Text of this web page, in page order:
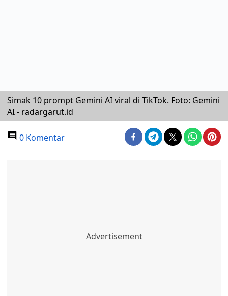
Simak 10 prompt Gemini AI viral di TikTok. Foto: Gemini
AI - radargarut.id
0 Komentar